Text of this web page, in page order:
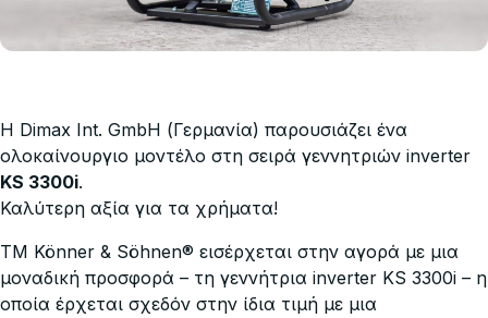
Η Dimax Int. GmbH (Γερμανία) παρουσιάζει ένα
ολοκαίνουργιο μοντέλο στη σειρά γεννητριών inverter
KS 3300i.
Καλύτερη αξία για τα χρήματα!
TM Könner & Söhnen® εισέρχεται στην αγορά με μια
μοναδική προσφορά – τη γεννήτρια inverter KS 3300i – η
οποία έρχεται σχεδόν στην ίδια τιμή με μια